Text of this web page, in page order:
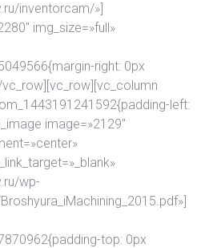
inventorcam/»]
img_size=»full»
right: 0px
left:
image=»2129″
wp-
top: 0px